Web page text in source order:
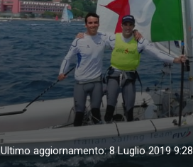
Ultimo aggiornamento: 8 Luglio 2019 9:28